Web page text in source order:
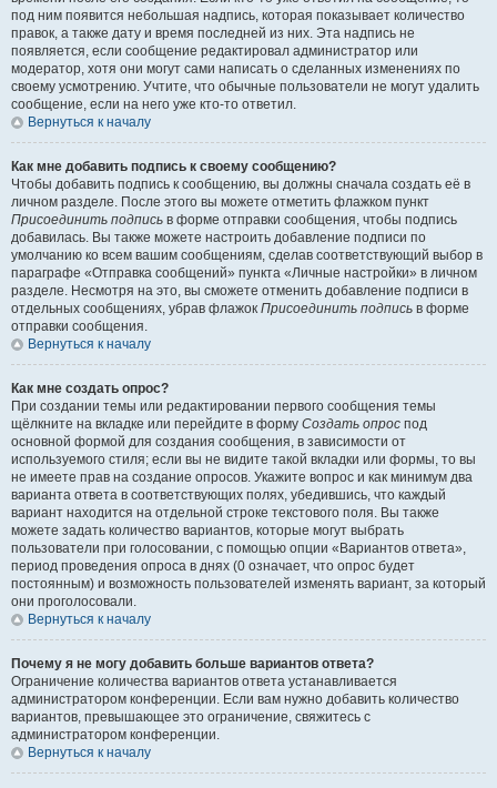
под ним появится небольшая надпись, которая показывает количество
правок, а также дату и время последней из них. Эта надпись не
появляется, если сообщение редактировал администратор или
модератор, хотя они могут сами написать о сделанных изменениях по
своему усмотрению. Учтите, что обычные пользователи не могут удалить
сообщение, если на него уже кто-то ответил.
Вернуться к началу
Как мне добавить подпись к своему сообщению?
Чтобы добавить подпись к сообщению, вы должны сначала создать её в
личном разделе. После этого вы можете отметить флажком пункт
Присоединить подпись в форме отправки сообщения, чтобы подпись
добавилась. Вы также можете настроить добавление подписи по
умолчанию ко всем вашим сообщениям, сделав соответствующий выбор в
параграфе «Отправка сообщений» пункта «Личные настройки» в личном
разделе. Несмотря на это, вы сможете отменить добавление подписи в
отдельных сообщениях, убрав флажок Присоединить подпись в форме
отправки сообщения.
Вернуться к началу
Как мне создать опрос?
При создании темы или редактировании первого сообщения темы
щёлкните на вкладке или перейдите в форму Создать опрос под
основной формой для создания сообщения, в зависимости от
используемого стиля; если вы не видите такой вкладки или формы, то вы
не имеете прав на создание опросов. Укажите вопрос и как минимум два
варианта ответа в соответствующих полях, убедившись, что каждый
вариант находится на отдельной строке текстового поля. Вы также
можете задать количество вариантов, которые могут выбрать
пользователи при голосовании, с помощью опции «Вариантов ответа»,
период проведения опроса в днях (0 означает, что опрос будет
постоянным) и возможность пользователей изменять вариант, за который
они проголосовали.
Вернуться к началу
Почему я не могу добавить больше вариантов ответа?
Ограничение количества вариантов ответа устанавливается
администратором конференции. Если вам нужно добавить количество
вариантов, превышающее это ограничение, свяжитесь с
администратором конференции.
Вернуться к началу